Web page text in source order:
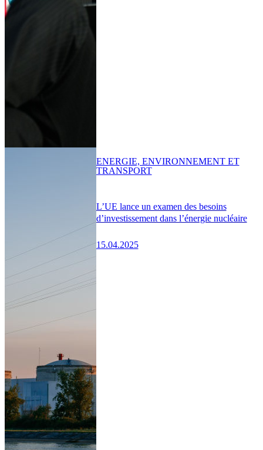
L’UE lance un examen des besoins
d’investissement dans l’énergie nucléaire
15.04.2025
ENERGIE, ENVIRONNEMENT ET
TRANSPORT